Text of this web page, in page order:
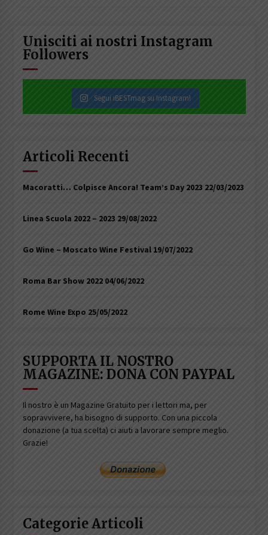
Unisciti ai nostri Instagram
Followers
Segui iBESTmag su Instagram!
Articoli Recenti
Macoratti… Colpisce Ancora! Team’s Day 2023 22/03/2023
Linea Scuola 2022 – 2023 29/08/2022
Go Wine – Moscato Wine Festival 19/07/2022
Roma Bar Show 2022 04/06/2022
Rome Wine Expo 25/05/2022
SUPPORTA IL NOSTRO
MAGAZINE: DONA CON PAYPAL
Il nostro è un Magazine Gratuito per i lettori ma, per
sopravvivere, ha bisogno di supporto. Con una piccola
donazione (a tua scelta) ci aiuti a lavorare sempre meglio.
Grazie!
Categorie Articoli